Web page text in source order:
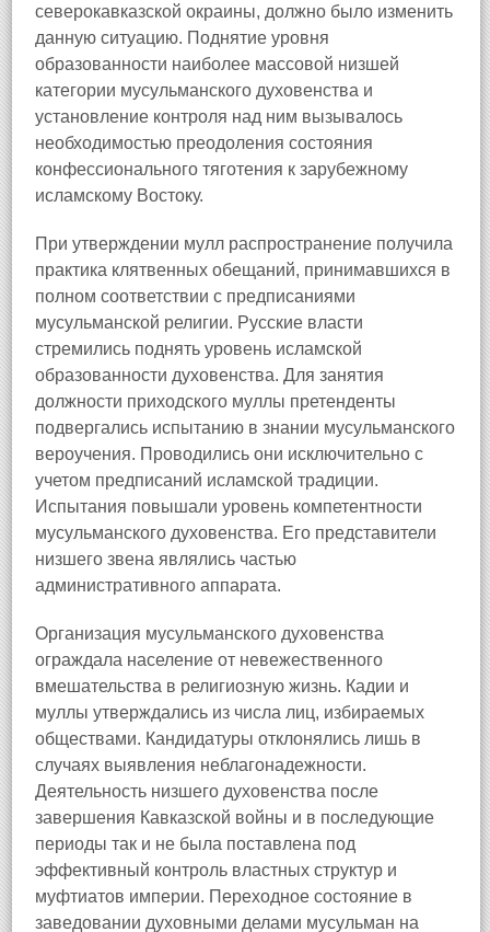
северокавказской окраины, должно было изменить
данную ситуацию. Поднятие уровня
образованности наиболее массовой низшей
категории мусульманского духовенства и
установление контроля над ним вызывалось
необходимостью преодоления состояния
конфессионального тяготения к зарубежному
исламскому Востоку.
При утверждении мулл распространение получила
практика клятвенных обещаний, принимавшихся в
полном соответствии с предписаниями
мусульманской религии. Русские власти
стремились поднять уровень исламской
образованности духовенства. Для занятия
должности приходского муллы претенденты
подвергались испытанию в знании мусульманского
вероучения. Проводились они исключительно с
учетом предписаний исламской традиции.
Испытания повышали уровень компетентности
мусульманского духовенства. Его представители
низшего звена являлись частью
административного аппарата.
Организация мусульманского духовенства
ограждала население от невежественного
вмешательства в религиозную жизнь. Кадии и
муллы утверждались из числа лиц, избираемых
обществами. Кандидатуры отклонялись лишь в
случаях выявления неблагонадежности.
Деятельность низшего духовенства после
завершения Кавказской войны и в последующие
периоды так и не была поставлена под
эффективный контроль властных структур и
муфтиатов империи. Переходное состояние в
заведовании духовными делами мусульман на